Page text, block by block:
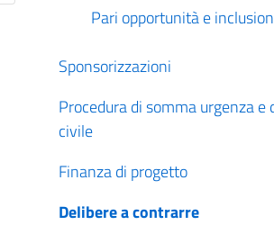
Pari opportunità e
Sponsorizzazioni
Procedura di somma urgenza e
civile
Finanza di progetto
Delibere a contrarre